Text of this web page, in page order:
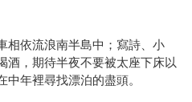
相依流浪南半島中；寫詩、小
酒，期待半夜不要被太座下床以
年裡尋找漂泊的盡頭。